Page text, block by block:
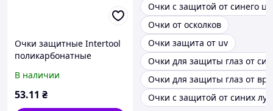
Очки защитные Intertool
поликарбонатные
глаз от пыли, стружки,
осколков, солнца и
В наличии
53.11 ₴
Очки с защитой от синего
Очки от осколков
Очки защита от uv
Очки для защиты глаз от
Очки для защиты глаз от
Очки с защитой от синих